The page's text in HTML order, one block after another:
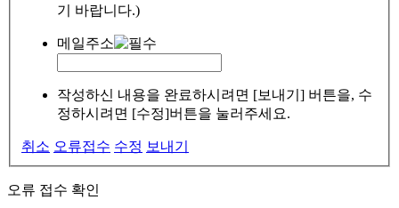
기 바랍니다.)
메일주소
작성하신 내용을 완료하시려면 [보내기] 버튼을, 수
정하시려면 [수정]버튼을 눌러주세요.
취소 오류접수 수정 보내기
오류 접수 확인